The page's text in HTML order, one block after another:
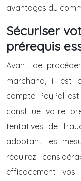
avantages du
Sécuriser
prérequis
Avant de
marchand, il est
compte PayPal
constitue votre
tentatives de
adoptant les
réduirez
efficacement vos